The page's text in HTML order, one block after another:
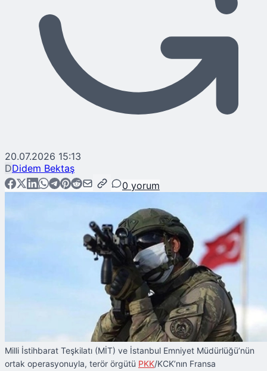
20.07.2026 15:13
DDidem Bektaş
0 yorum
Milli İstihbarat Teşkilatı (MİT) ve İstanbul Emniyet Müdürlüğü’nün
ortak operasyonuyla, terör örgütü PKK/KCK’nın Fransa